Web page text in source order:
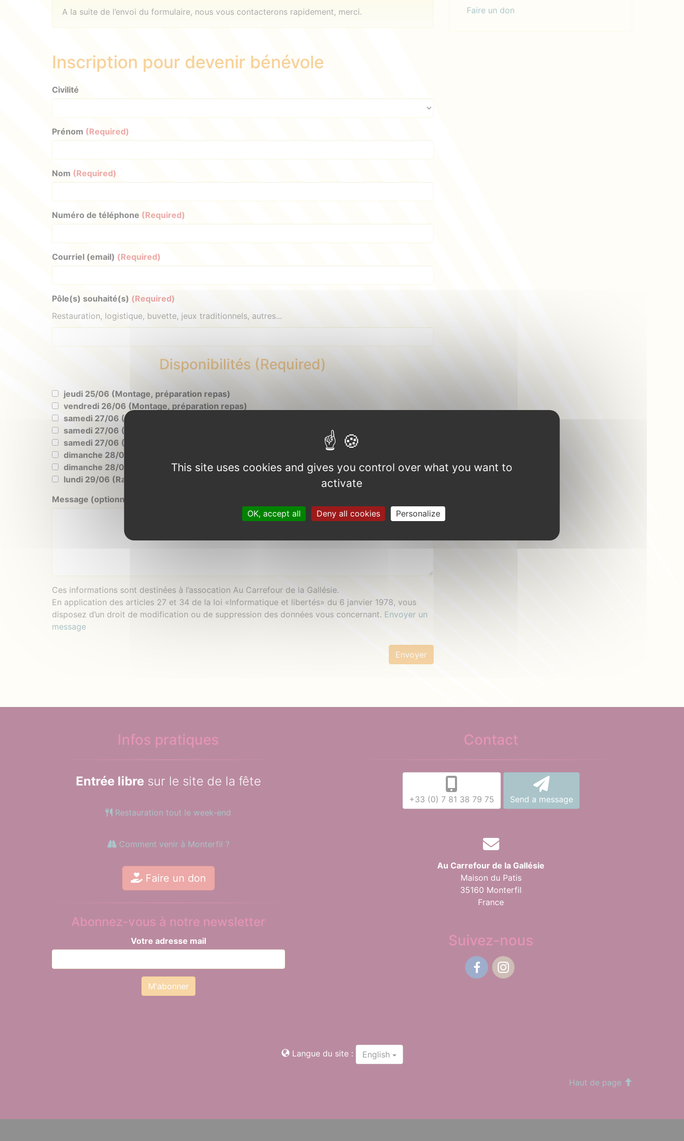
A la suite de l’envoi du formulaire, nous vous contacterons rapidement, merci.
Inscription pour devenir bénévole
Civilité
Prénom (Required)
Nom (Required)
Numéro de téléphone (Required)
Courriel (email) (Required)
Pôle(s) souhaité(s) (Required)
Restauration, logistique, buvette, jeux traditionnels, autres...
Disponibilités (Required)
jeudi 25/06 (Montage, préparation repas)
vendredi 26/06 (Montage, préparation repas)
samedi 27/06 (Matin)
samedi 27/06 (Après-midi)
samedi 27/06 (Soir)
dimanche 28/06 (Matin)
dimanche 28/06 (Après-midi)
lundi 29/06 (Rangement)
Message (optionnel)
Ces informations sont destinées à l’assocation Au Carrefour de la Gallésie.
En application des articles 27 et 34 de la loi «Informatique et libertés» du 6 janvier 1978, vous
disposez d’un droit de modification ou de suppression des données vous concernant. Envoyer un
message
Faire un don
Infos pratiques
Entrée libresur le site de la fête
Restauration tout le week-end
Comment venir à Monterfil ?
Faire un don
Abonnez-vous à notre newsletter
Votre adresse mail
Contact
+33 (0) 7 81 38 79 75 Send a message
Au Carrefour de la Gallésie
Maison du Patis
35160 Monterfil
France
Suivez-nous
Langue du site : English
Haut de page
This site uses cookies and gives you control over what you want to
activate
OK, accept all Deny all cookies Personalize